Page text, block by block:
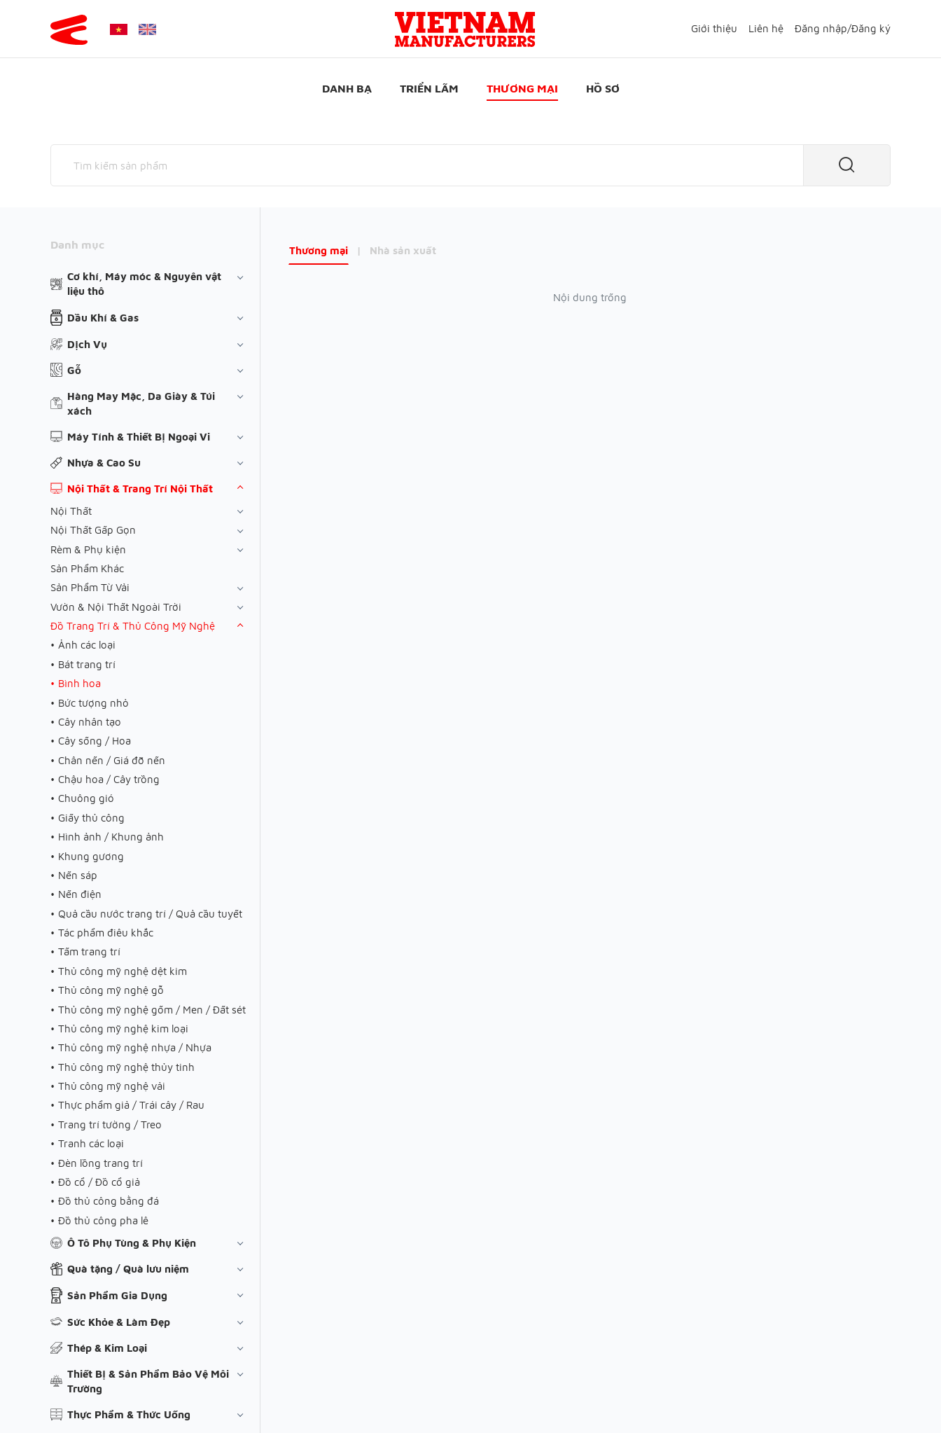
Giới thiệu Liên hệ Đăng nhập/Đăng ký
DANH BẠ TRIỂN LÃM THƯƠNG MẠI HỒ SƠ
Danh mục
Cơ khí, Máy móc & Nguyên vật
liệu thô
Dầu Khí & Gas
Dịch Vụ
Gỗ
Hàng May Mặc, Da Giày & Túi
xách
Máy Tính & Thiết Bị Ngoại Vi
Nhựa & Cao Su
Nội Thất & Trang Trí Nội Thất
Nội Thất
Nội Thất Gấp Gọn
Rèm & Phụ kiện
Sản Phẩm Khác
Sản Phẩm Từ Vải
Vườn & Nội Thất Ngoài Trời
Đồ Trang Trí & Thủ Công Mỹ Nghệ
Ảnh các loại
Bát trang trí
Bình hoa
Bức tượng nhỏ
Cây nhân tạo
Cây sống / Hoa
Chân nến / Giá đỡ nến
Chậu hoa / Cây trồng
Chuông gió
Giấy thủ công
Hình ảnh / Khung ảnh
Khung gương
Nến sáp
Nến điện
Quả cầu nước trang trí / Quả cầu tuyết
Tác phẩm điêu khắc
Tấm trang trí
Thủ công mỹ nghệ dệt kim
Thủ công mỹ nghệ gỗ
Thủ công mỹ nghệ gốm / Men / Đất sét
Thủ công mỹ nghệ kim loại
Thủ công mỹ nghệ nhựa / Nhựa
Thủ công mỹ nghệ thủy tinh
Thủ công mỹ nghệ vải
Thực phẩm giả / Trái cây / Rau
Trang trí tường / Treo
Tranh các loại
Đèn lồng trang trí
Đồ cổ / Đồ cổ giả
Đồ thủ công bằng đá
Đồ thủ công pha lê
Ô Tô Phụ Tùng & Phụ Kiện
Quà tặng / Quà lưu niệm
Sản Phẩm Gia Dụng
Sức Khỏe & Làm Đẹp
Thép & Kim Loại
Thiết Bị & Sản Phẩm Bảo Vệ Môi
Trường
Thực Phẩm & Thức Uống
Thương mại | Nhà sản xuất
Nội dung trống